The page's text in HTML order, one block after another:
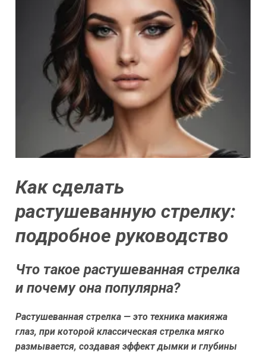
Как сделать
растушеванную стрелку:
подробное руководство
Что такое растушеванная стрелка
и почему она популярна?
Растушеванная стрелка — это техника макияжа
глаз, при которой классическая стрелка мягко
размывается, создавая эффект дымки и глубины